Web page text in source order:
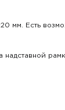
мм. Есть
надставной